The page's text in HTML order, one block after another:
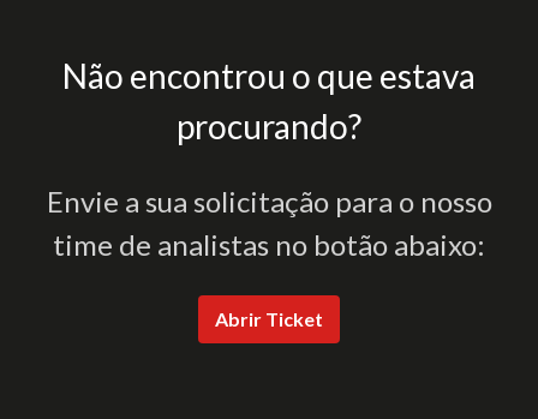
Não encontrou o que estava
procurando?
Envie a sua solicitação para o nosso
time de analistas no botão abaixo:
Abrir Ticket